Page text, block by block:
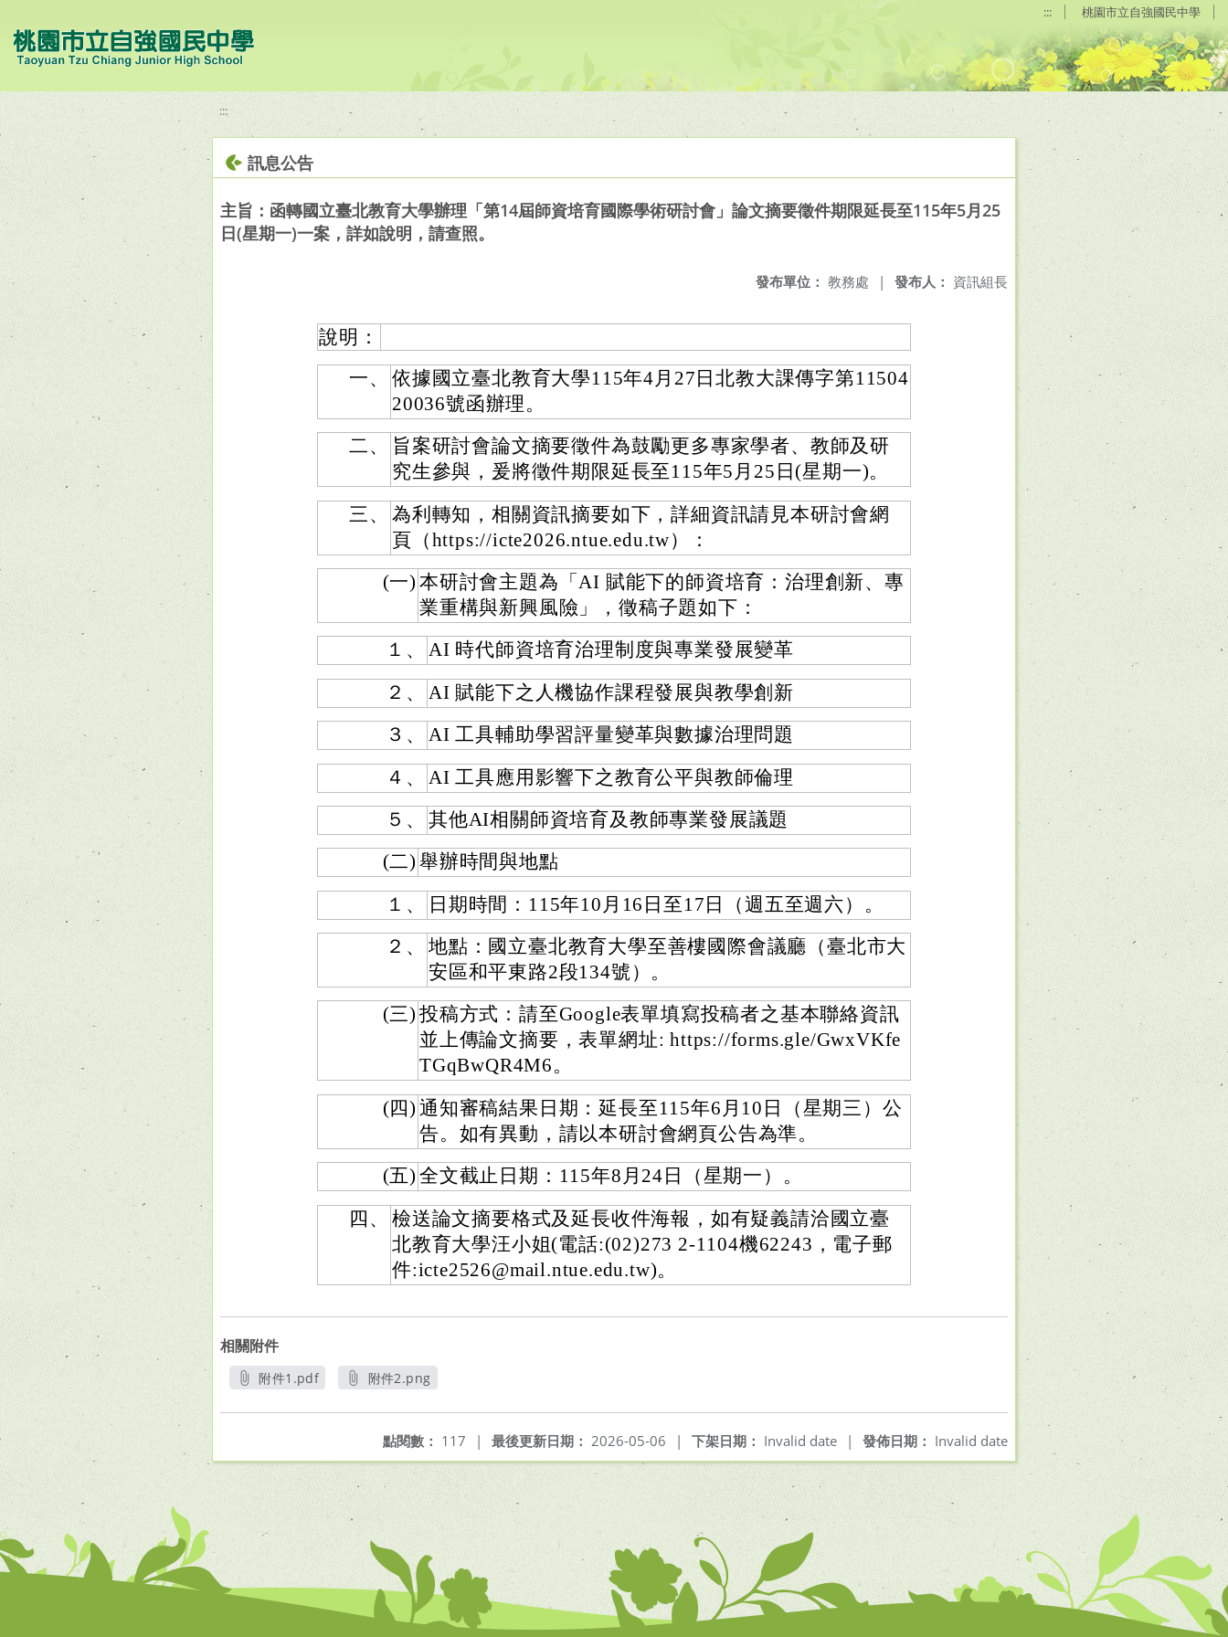
::: 桃園市立自強國民中學
:::
訊息公告
主旨：函轉國立臺北教育大學辦理「第14屆師資培育國際學術研討會」論文摘要徵件期限延長至115年5月25
日(星期一)一案，詳如說明，請查照。
發布人： 資訊組長
發布單位： 教務處 |
說明：
一、
依據國立臺北教育大學115年4月27日北教大課傳字第11504
20036號函辦理。
二、
旨案研討會論文摘要徵件為鼓勵更多專家學者、教師及研
究生參與，爰將徵件期限延長至115年5月25日(星期一)。
三、
為利轉知，相關資訊摘要如下，詳細資訊請見本研討會網
頁（https://icte2026.ntue.edu.tw）：
(一) 本研討會主題為「AI 賦能下的師資培育：治理創新、專
業重構與新興風險」，徵稿子題如下：
１、
AI 時代師資培育治理制度與專業發展變革
２、
AI 賦能下之人機協作課程發展與教學創新
３、
AI 工具輔助學習評量變革與數據治理問題
４、
AI 工具應用影響下之教育公平與教師倫理
５、
其他AI相關師資培育及教師專業發展議題
(二) 舉辦時間與地點
１、
日期時間：115年10月16日至17日（週五至週六）。
２、
地點：國立臺北教育大學至善樓國際會議廳（臺北市大
安區和平東路2段134號）。
(三) 投稿方式：請至Google表單填寫投稿者之基本聯絡資訊
並上傳論文摘要，表單網址: https://forms.gle/GwxVKfe
TGqBwQR4M6。
(四) 通知審稿結果日期：延長至115年6月10日（星期三）公
告。如有異動，請以本研討會網頁公告為準。
(五) 全文截止日期：115年8月24日（星期一）。
四、
檢送論文摘要格式及延長收件海報，如有疑義請洽國立臺
北教育大學汪小姐(電話:(02)273 2-1104機62243，電子郵
件:icte2526@mail.ntue.edu.tw)。
相關附件
附件1.pdf
附件2.png
發佈日期： Invalid date
下架日期： Invalid date |
最後更新日期： 2026-05-06 |
點閱數： 117 |